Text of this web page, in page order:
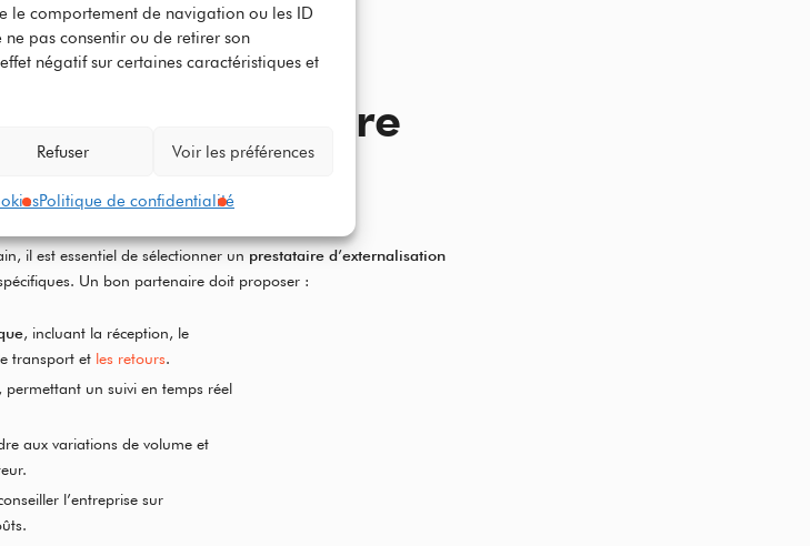
le comportement de navigation ou les ID
ne pas consentir ou de retirer son
négatif sur certaines caractéristiques et
Refuser Voir les préférences
Politique de confidentialité
un prestataire
logistique ?
il est essentiel de sélectionner un prestataire d’externalisation
Un bon partenaire doit proposer :
, incluant la réception, le
transport et les retours.
, permettant un suivi en temps réel
aux variations de volume et
l’entreprise sur